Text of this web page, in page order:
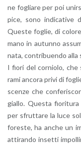
ne fo­glia­re per poi
pi­ce, sono in­di­ca­ti­ve
Que­ste fo­glie, di
ma­no in au­tun­no
na­ta, con­tri­buen­do alla
I fiori del cor­nio­lo, che
rami an­co­ra privi di
scen­ze che
gial­lo. Que­sta
per sfrut­ta­re la luce
fo­re­ste, ha anche un
at­ti­ran­do in­set­ti